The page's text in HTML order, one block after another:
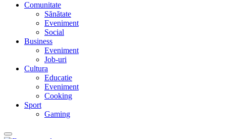
Comunitate
Sănătate
Eveniment
Social
Business
Eveniment
Job-uri
Cultura
Educatie
Eveniment
Cooking
Sport
Gaming